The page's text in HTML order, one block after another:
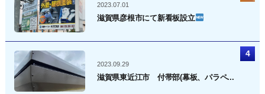
2023.07.01
滋賀県彦根市にて新看板設立
2023.09.29
滋賀県東近江市 付帯部(幕板、パラペ...